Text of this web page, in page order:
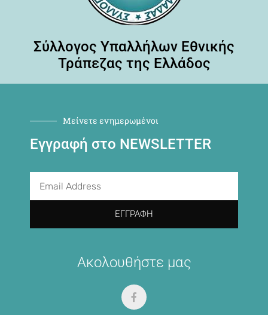
Σύλλογος Υπαλλήλων Εθνικής
Τράπεζας της Ελλάδος
Μείνετε ενημερωμένοι
Εγγραφή στο NEWSLETTER
ΕΓΓΡΑΦΉ
Ακολουθήστε μας